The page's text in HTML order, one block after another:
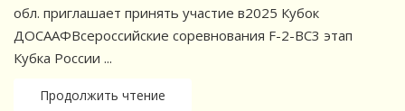
обл. приглашает принять участие в2025 Кубок
ДОСААФВсероссийские соревнования F-2-BC3 этап
Кубка России ...
Продолжить чтение